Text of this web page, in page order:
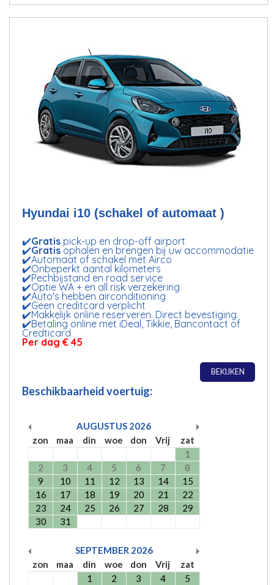
Hyundai i10 (schakel of automaat )
✔️Gratis pick-up en drop-off airport
✔️Gratis ophalen en brengen bij uw accommodatie
✔️Automaat of schakel met Airco
✔️Onbeperkt aantal kilometers
✔️Pechbijstand en road service
✔️Optie WA + en all risk verzekering
✔️Auto's hebben airconditioning
✔️Geen creditcard verplicht
✔️Makkelijk online reserveren. Direct bevestiging.
✔️Betaling online met iDeal, Tikkie, Bancontact of
Credticard
Per dag€ 45
BEKIJKEN
Beschikbaarheid voertuig:
AUGUSTUS 2026
zon
maa din woe don Vrij
zat
1
2
3 4 5 6 7
8
9
10 11 12 13 14
15
16
17 18 19 20 21
22
23
24 25 26 27 28
29
30
31
SEPTEMBER 2026
zon
maa din woe don Vrij
zat
1
2 3 4
5